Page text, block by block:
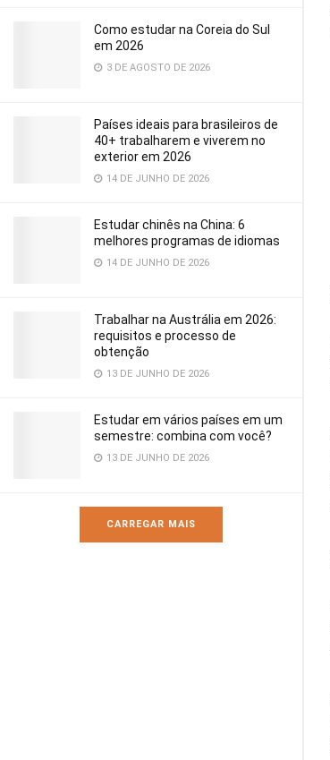
Como estudar na Coreia do Sul
em 2026
3 DE AGOSTO DE 2026
Países ideais para brasileiros de
40+ trabalharem e viverem no
exterior em 2026
14 DE JUNHO DE 2026
Estudar chinês na China: 6
melhores programas de idiomas
14 DE JUNHO DE 2026
Trabalhar na Austrália em 2026:
requisitos e processo de
obtenção
13 DE JUNHO DE 2026
Estudar em vários países em um
semestre: combina com você?
13 DE JUNHO DE 2026
CARREGAR MAIS